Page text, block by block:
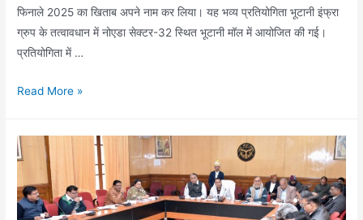
फिनाले 2025 का खिताब अपने नाम कर लिया। यह भव्य प्रतियोगिता भूटानी इंफ्रा
ग्रुप के तत्वावधान में नोएडा सेक्टर-32 स्थित भूटानी मॉल में आयोजित की गई।
प्रतियोगिता में …
कॉमेडियन
ने
लाफ्टर
चैलेंज
Read More »